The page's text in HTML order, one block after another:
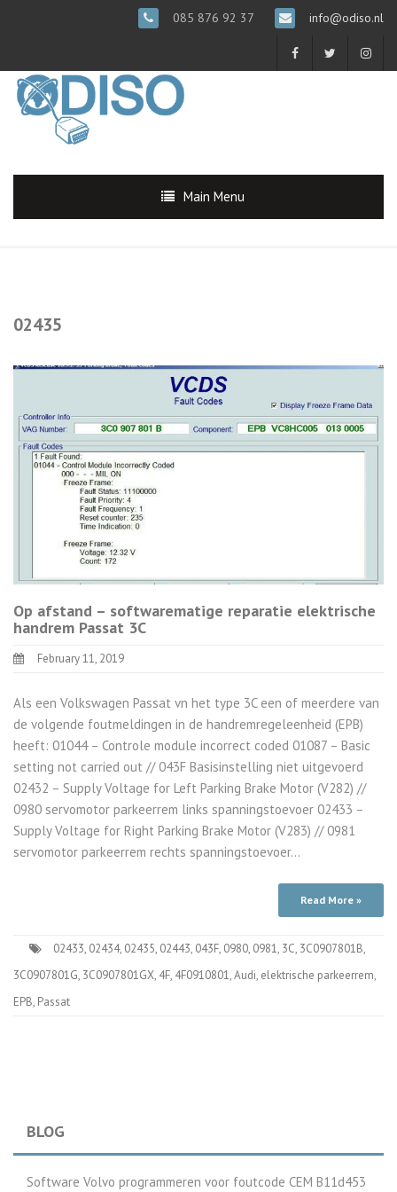
085 876 92 37 info@odiso.nl
Main Menu
02435
Op afstand – softwarematige reparatie elektrische
handrem Passat 3C
February 11, 2019
Als een Volkswagen Passat vn het type 3C een of meerdere van
de volgende foutmeldingen in de handremregeleenheid (EPB)
heeft: 01044 – Controle module incorrect coded 01087 – Basic
setting not carried out // 043F Basisinstelling niet uitgevoerd
02432 – Supply Voltage for Left Parking Brake Motor (V282) //
0980 servomotor parkeerrem links spanningstoevoer 02433 –
Supply Voltage for Right Parking Brake Motor (V283) // 0981
servomotor parkeerrem rechts spanningstoevoer…
Read More »
02433, 02434, 02435, 02443, 043F, 0980, 0981, 3C, 3C0907801B,
3C0907801G, 3C0907801GX, 4F, 4F0910801,Audi, elektrische parkeerrem,
EPB, Passat
BLOG
Software Volvo programmeren voor foutcode CEM B11d453